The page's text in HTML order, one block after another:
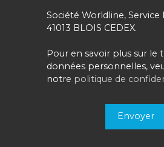
Société Worldline, Service
41013 BLOIS CEDEX.
Pour en savoir plus sur le
données personnelles,
notre politique de
Envoyer